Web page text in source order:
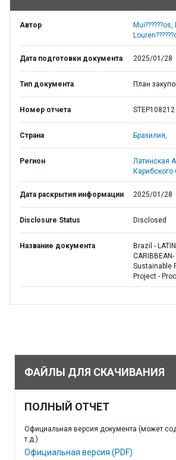
Автор
Дата подготовки документа 2025/01/28
Тип документа План
Номер отчета STEP108212
Страна Бразилия,
Регион
Латинская
Карибского
Дата раскрытия информации 2025/01/28
Disclosure Status Disclosed
Название документа
Brazil -
Sustainable
Project -
ФАЙЛЫ ДЛЯ СКАЧИВАНИЯ
ПОЛНЫЙ ОТЧЕТ
Официальная версия документа (может
т.д.)
Официальная версия (PDF)